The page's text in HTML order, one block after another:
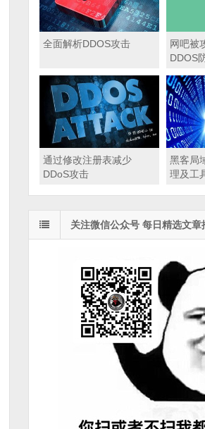
全面解析DDOS攻击
网吧被
DDOS
通过修改注册表减少
DDoS攻击
黑客局
理及工
关注微信公众号 每日精选文章